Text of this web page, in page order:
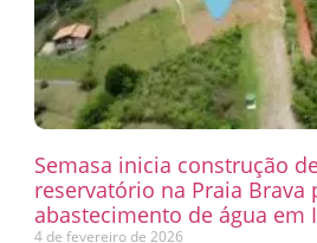
Semasa inicia construção
reservatório na Praia Brava
abastecimento de água em
4 de fevereiro de 2026